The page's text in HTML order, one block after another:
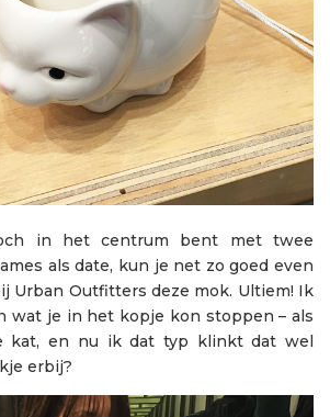
in het centrum bent met twee
als date, kun je net zo goed even
Urban Outfitters deze mok. Ultiem! Ik
wat je in het kopje kon stoppen – als
kat, en nu ik dat typ klinkt dat wel
erbij?